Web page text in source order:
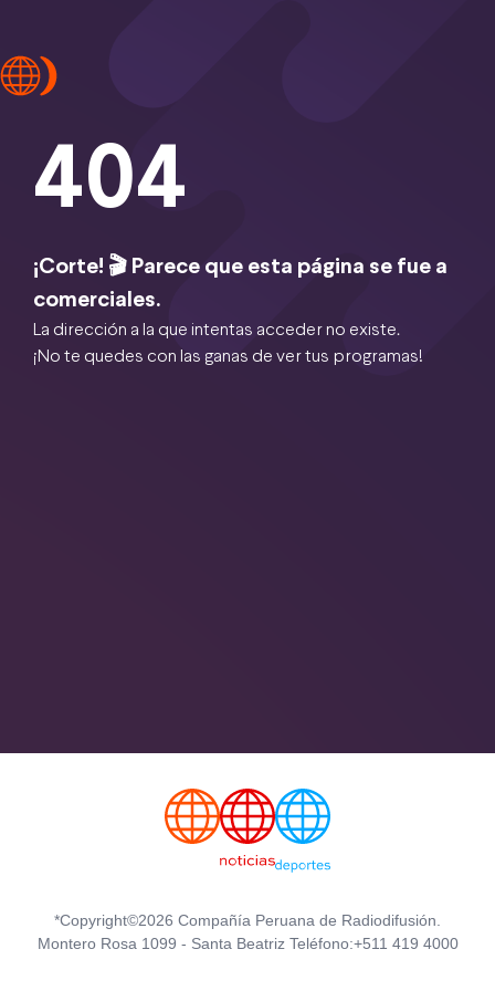
404
¡Corte! 🎬 Parece que esta página se fue a
comerciales.
La dirección a la que intentas acceder no existe.
¡No te quedes con las ganas de ver tus programas!
*Copyright©2026 Compañía Peruana de Radiodifusión.
Montero Rosa 1099 - Santa Beatriz Teléfono:+511 419 4000